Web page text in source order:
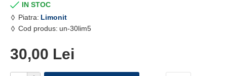
IN STOC
Piatra: Limonit
Cod produs: un-30lim5
30,00 Lei